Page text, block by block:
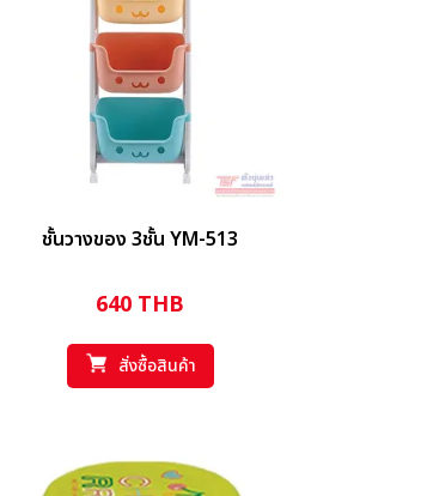
ชั้นวางของ 3ชั้น YM-513
640 THB
สั่งซื้อสินค้า